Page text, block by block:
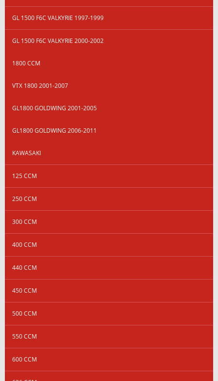
GL 1500 F6C VALKYRIE 1997-1999
GL 1500 F6C VALKYRIE 2000-2002
1800 CCM
VTX 1800 2001-2007
GL1800 GOLDWING 2001-2005
GL1800 GOLDWING 2006-2011
KAWASAKI
125 CCM
250 CCM
300 CCM
400 CCM
440 CCM
450 CCM
500 CCM
550 CCM
600 CCM